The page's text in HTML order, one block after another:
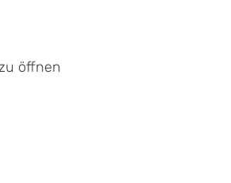
öffnen